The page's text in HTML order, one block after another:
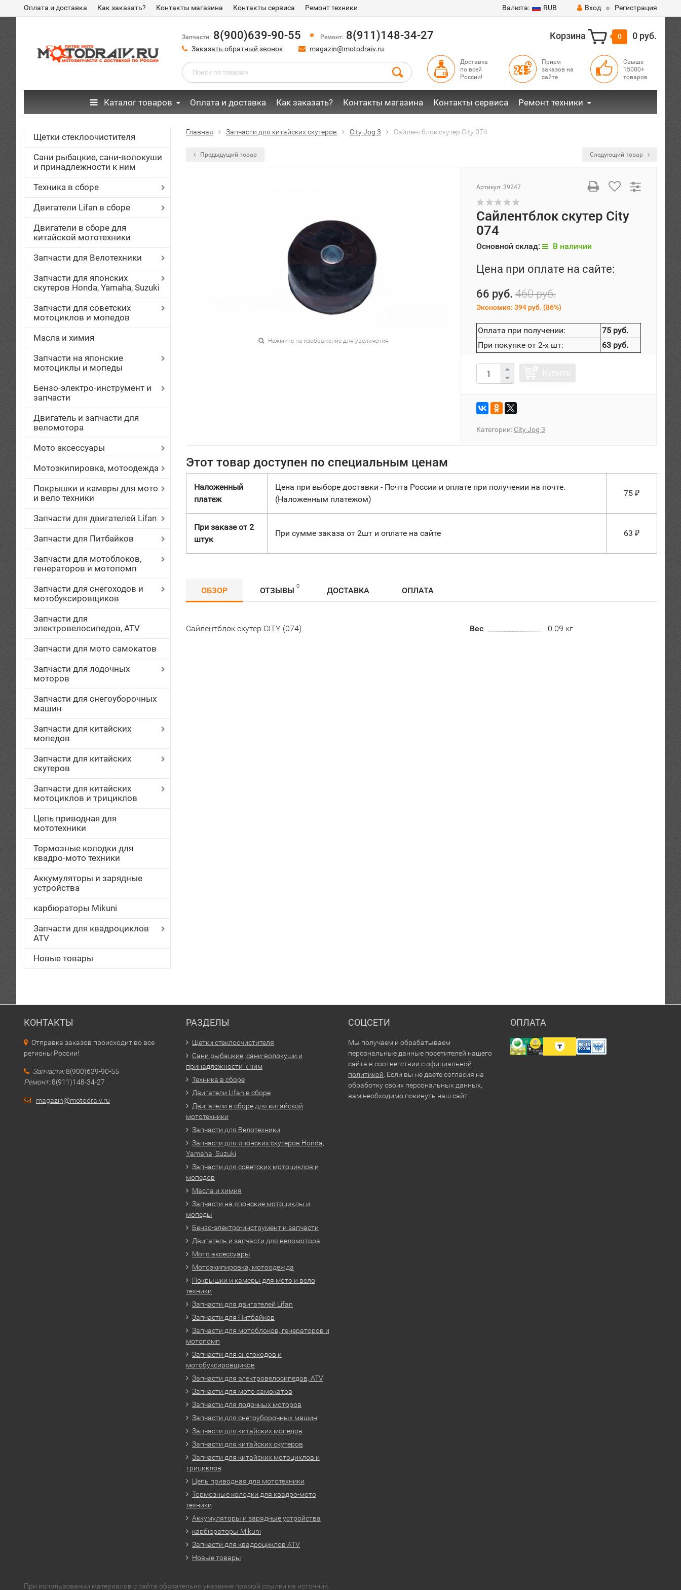
Оплата и доставка Как заказать? Контакты магазина Контакты сервиса Ремонт техники Валюта: RUB Вход Регистрация
Запчасти: 8(900)639-90-55 Ремонт: 8(911)148-34-27
Заказать обратный звонок magazin@motodraiv.ru
Корзина 0 0 руб.
Доставка
по всей
России!
Прием
заказов на
сайте
Свыше
15000+
товаров
Каталог товаров Оплата и доставка Как заказать? Контакты магазина Контакты сервиса Ремонт техники
Щетки стеклоочистителя
Сани рыбацкие, сани-волокуши
и принадлежности к ним
Техника в сборе
Двигатели Lifan в сборе
Двигатели в сборе для
китайской мототехники
Запчасти для Велотехники
Запчасти для японских
скутеров Honda, Yamaha, Suzuki
Запчасти для советских
мотоциклов и мопедов
Масла и химия
Запчасти на японские
мотоциклы и мопеды
Бензо-электро-инструмент и
запчасти
Двигатель и запчасти для
веломотора
Мото аксессуары
Мотоэкипировка, мотоодежда
Покрышки и камеры для мото
и вело техники
Запчасти для двигателей Lifan
Запчасти для Питбайков
Запчасти для мотоблоков,
генераторов и мотопомп
Запчасти для снегоходов и
мотобуксировщиков
Запчасти для
электровелосипедов, ATV
Запчасти для мото самокатов
Запчасти для лодочных
моторов
Запчасти для снегоуборочных
машин
Запчасти для китайских
мопедов
Запчасти для китайских
скутеров
Запчасти для китайских
мотоциклов и трициклов
Цепь приводная для
мототехники
Тормозные колодки для
квадро-мото техники
Аккумуляторы и зарядные
устройства
карбюраторы Mikuni
Запчасти для квадроциклов
ATV
Новые товары
Главная Запчасти для китайских скутеров City Jog 3 Сайлентблок скутер City 074
Предыдущий товар Следующий товар
Нажмите на изображение для увеличения
Артикул: 39247
Сайлентблок скутер City
074
Основной склад: В наличии
Цена при оплате на сайте:
66 руб. 460 руб.
Экономия: 394 руб. (86%)
Оплата при получении:
75 руб.
При покупке от 2-х шт:
63 руб.
Категории: City Jog 3
Этот товар доступен по специальным ценам
Наложенный
платеж
Цена при выборе доставки - Почта России и оплате при получении на почте.
(Наложенным платежом)
75 ₽
При заказе от 2
штук
При сумме заказа от 2шт и оплате на сайте 63 ₽
ОБЗОР ОТЗЫВЫ 0 ДОСТАВКА ОПЛАТА
Сайлентблок скутер CITY (074) Вес 0.09 кг
КОНТАКТЫ
Отправка заказов происходит во все
регионы России!
Запчасти:8(900)639-90-55
Ремонт:8(911)148-34-27
magazin@motodraiv.ru
РАЗДЕЛЫ
Щетки стеклоочистителя
Сани рыбацкие, сани-волокуши и
принадлежности к ним
Техника в сборе
Двигатели Lifan в сборе
Двигатели в сборе для китайской
мототехники
Запчасти для Велотехники
Запчасти для японских скутеров Honda,
Yamaha, Suzuki
Запчасти для советских мотоциклов и
мопедов
Масла и химия
Запчасти на японские мотоциклы и
мопеды
Бензо-электро-инструмент и запчасти
Двигатель и запчасти для веломотора
Мото аксессуары
Мотоэкипировка, мотоодежда
Покрышки и камеры для мото и вело
техники
Запчасти для двигателей Lifan
Запчасти для Питбайков
Запчасти для мотоблоков, генераторов и
мотопомп
Запчасти для снегоходов и
мотобуксировщиков
Запчасти для электровелосипедов, ATV
Запчасти для мото самокатов
Запчасти для лодочных моторов
Запчасти для снегоуборочных машин
Запчасти для китайских мопедов
Запчасти для китайских скутеров
Запчасти для китайских мотоциклов и
трициклов
Цепь приводная для мототехники
Тормозные колодки для квадро-мото
техники
Аккумуляторы и зарядные устройства
карбюраторы Mikuni
Запчасти для квадроциклов ATV
Новые товары
СОЦСЕТИ
Мы получаем и обрабатываем
персональные данные посетителей нашего
сайта в соответствии софициальной
политикой . Если вы не даёте согласия на
обработку своих персональных данных,
вам необходимо покинуть наш сайт.
ОПЛАТА
При использовании материалов с сайта обязательно указание прямой ссылки на источник.